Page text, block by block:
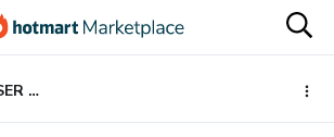
COMO É DIFÍCIL SER CRISTÃO NOS DIAS DE HOJE